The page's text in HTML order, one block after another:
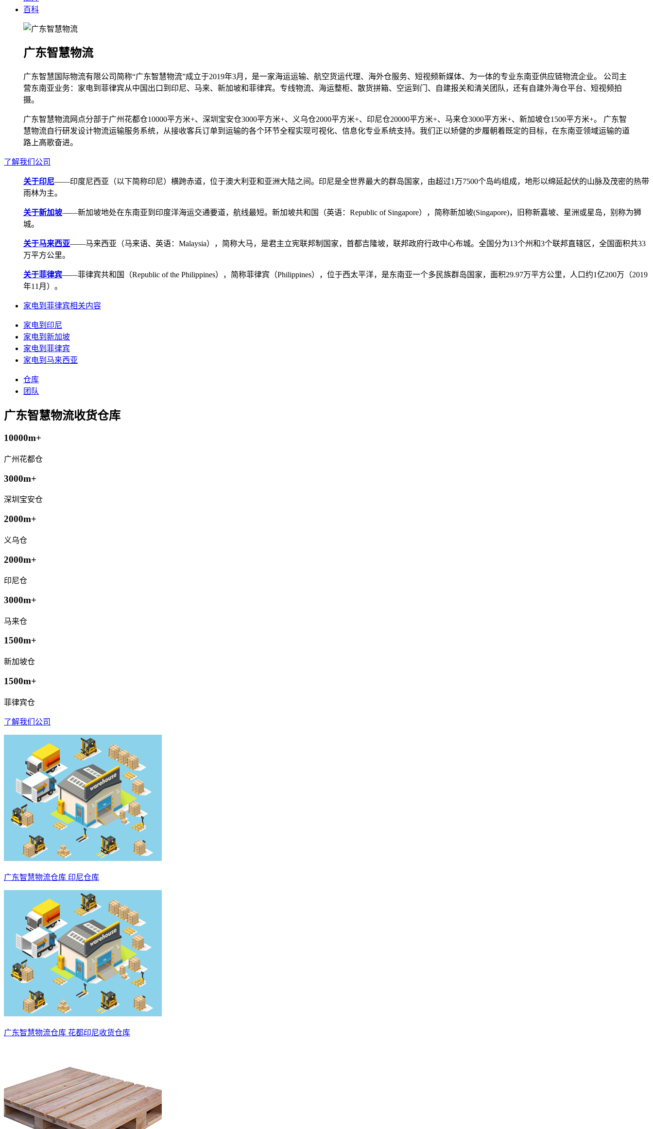
百科
广东智慧物流
广东智慧国际物流有限公司简称“广东智慧物流”成立于2019年3月，是一家海运运输、航空货运代理、海外仓服务、短视频新媒体、为一体的专业东南亚供应链物流企业。 公司主
营东南亚业务：家电到菲律宾从中国出口到印尼、马来、新加坡和菲律宾。专线物流、海运整柜、散货拼箱、空运到门、自建报关和清关团队，还有自建外海仓平台、短视频拍
摄。
广东智慧物流网点分部于广州花都仓10000平方米+、深圳宝安仓3000平方米+、义乌仓2000平方米+、印尼仓20000平方米+、马来仓3000平方米+、新加坡仓1500平方米+。 广东智
慧物流自行研发设计物流运输服务系统，从接收客兵订单到运输的各个环节全程实现可视化、信息化专业系统支持。我们正以矫健的步履朝着既定的目标，在东南亚领域运输的道
路上高歌奋进。
了解我们公司
关于印尼——印度尼西亚（以下简称印尼）横跨赤道，位于澳大利亚和亚洲大陆之间。印尼是全世界最大的群岛国家，由超过1万7500个岛屿组成，地形以绵延起伏的山脉及茂密的热带
雨林为主。
关于新加坡——新加坡地处在东南亚到印度洋海运交通要道，航线最短。新加坡共和国（英语：Republic of Singapore），简称新加坡(Singapore)，旧称新嘉坡、星洲或星岛，别称为狮
城。
关于马来西亚——马来西亚（马来语、英语：Malaysia），简称大马，是君主立宪联邦制国家，首都吉隆坡，联邦政府行政中心布城。全国分为13个州和3个联邦直辖区，全国面积共33
万平方公里。
关于菲律宾——菲律宾共和国（Republic of the Philippines），简称菲律宾（Philippines），位于西太平洋，是东南亚一个多民族群岛国家，面积29.97万平方公里，人口约1亿200万（2019
年11月）。
家电到菲律宾相关内容
家电到印尼
家电到新加坡
家电到菲律宾
家电到马来西亚
仓库
团队
广东智慧物流收货仓库
10000m+
广州花都仓
3000m+
深圳宝安仓
2000m+
义乌仓
2000m+
印尼仓
3000m+
马来仓
1500m+
新加坡仓
1500m+
菲律宾仓
了解我们公司
广东智慧物流仓库 印尼仓库
广东智慧物流仓库 花都印尼收货仓库